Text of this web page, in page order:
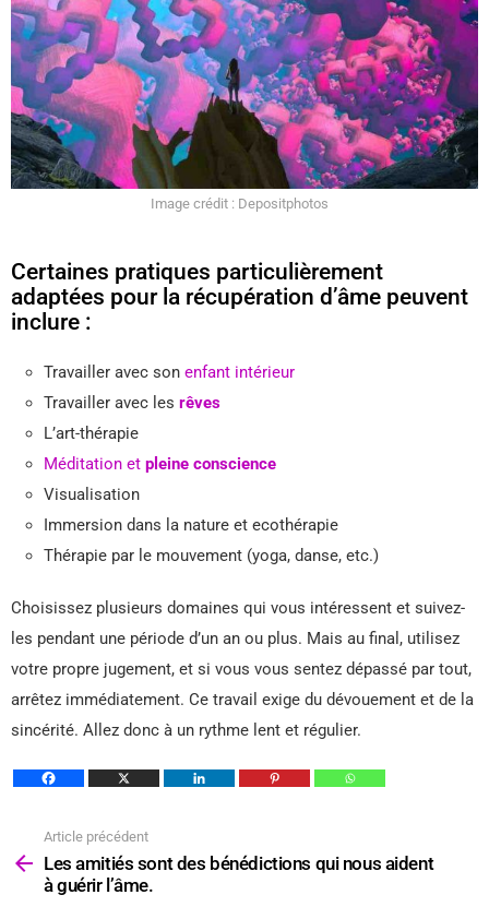
Image crédit : Depositphotos
Certaines pratiques particulièrement
adaptées pour la récupération d’âme peuvent
inclure :
Travailler avec son enfant intérieur
Travailler avec les rêves
L’art-thérapie
Méditation et pleine conscience
Visualisation
Immersion dans la nature et ecothérapie
Thérapie par le mouvement (yoga, danse, etc.)
Choisissez plusieurs domaines qui vous intéressent et suivez-
les pendant une période d’un an ou plus. Mais au final, utilisez
votre propre jugement, et si vous vous sentez dépassé par tout,
arrêtez immédiatement. Ce travail exige du dévouement et de la
sincérité. Allez donc à un rythme lent et régulier.
plus
Article précédent
Les amitiés sont des bénédictions qui nous aident
à guérir l’âme.